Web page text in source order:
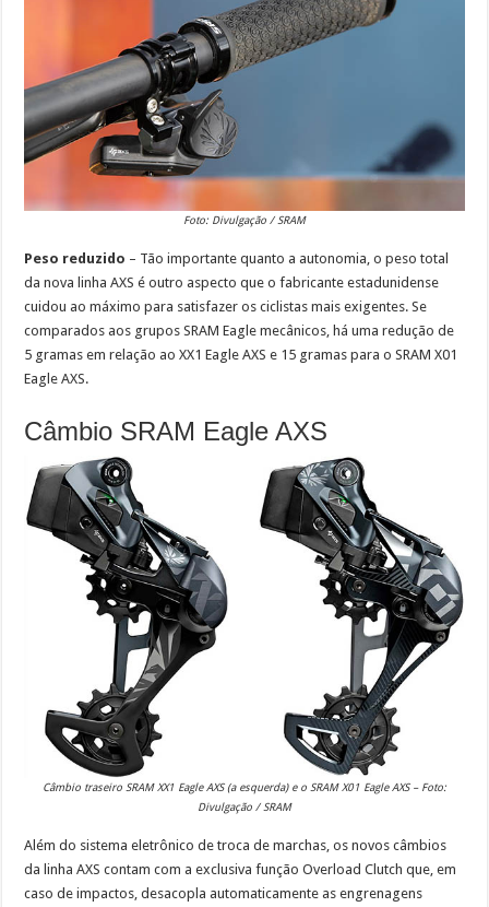
Foto: Divulgação / SRAM
Peso reduzido – Tão importante quanto a autonomia, o peso total
da nova linha AXS é outro aspecto que o fabricante estadunidense
cuidou ao máximo para satisfazer os ciclistas mais exigentes. Se
comparados aos grupos SRAM Eagle mecânicos, há uma redução de
5 gramas em relação ao XX1 Eagle AXS e 15 gramas para o SRAM X01
Eagle AXS.
Câmbio SRAM Eagle AXS
Câmbio traseiro SRAM XX1 Eagle AXS (a esquerda) e o SRAM X01 Eagle AXS – Foto:
Divulgação / SRAM
Além do sistema eletrônico de troca de marchas, os novos câmbios
da linha AXS contam com a exclusiva função Overload Clutch que, em
caso de impactos, desacopla automaticamente as engrenagens